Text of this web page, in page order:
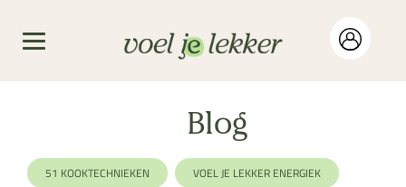
Blog
51 KOOKTECHNIEKEN
VOEL JE LEKKER ENERGIEK